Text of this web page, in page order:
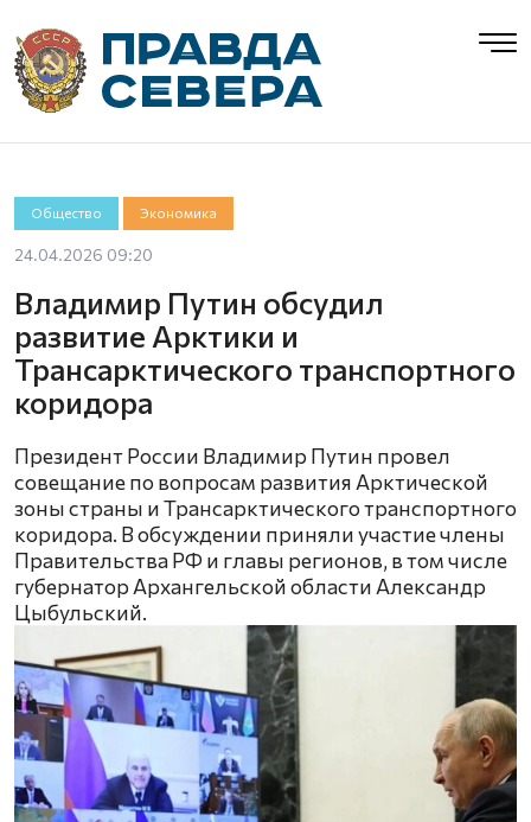
Общество Экономика
24.04.2026 09:20
Владимир Путин обсудил
развитие Арктики и
Трансарктического транспортного
коридора
Президент России Владимир Путин провел
совещание по вопросам развития Арктической
зоны страны и Трансарктического транспортного
коридора. В обсуждении приняли участие члены
Правительства РФ и главы регионов, в том числе
губернатор Архангельской области Александр
Цыбульский.